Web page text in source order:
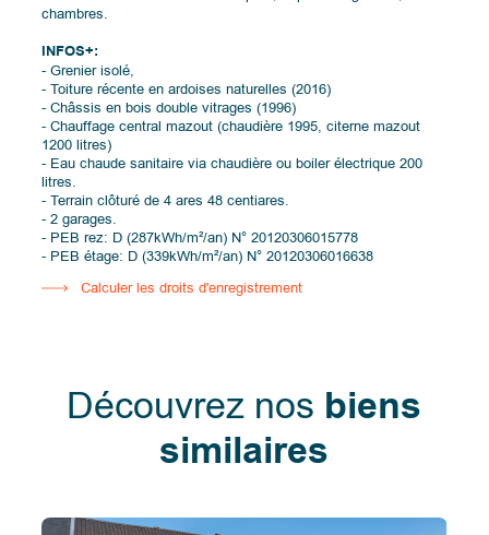
chambres.
INFOS+:
- Grenier isolé,
- Toiture récente en ardoises naturelles (2016)
- Châssis en bois double vitrages (1996)
- Chauffage central mazout (chaudière 1995, citerne mazout
1200 litres)
- Eau chaude sanitaire via chaudière ou boiler électrique 200
litres.
- Terrain clôturé de 4 ares 48 centiares.
- 2 garages.
- PEB rez: D (287kWh/m²/an) N° 20120306015778
- PEB étage: D (339kWh/m²/an) N° 20120306016638
Calculer les droits d'enregistrement
Découvrez nos biens
similaires